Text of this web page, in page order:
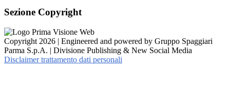
Sezione Copyright
Copyright 2026 | Engineered and powered by Gruppo Spaggiari
Parma S.p.A. | Divisione Publishing & New Social Media
Disclaimer trattamento dati personali